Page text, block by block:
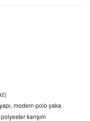
modern polo yaka
karışım